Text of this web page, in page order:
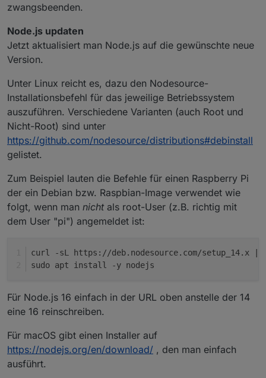
zwangsbeenden.
Node.js updaten
Jetzt aktualisiert man Node.js auf die gewünschte neue
Version.
Unter Linux reicht es, dazu den Nodesource-
Installationsbefehl für das jeweilige Betriebssystem
auszuführen. Verschiedene Varianten (auch Root und
Nicht-Root) sind unter
https://github.com/nodesource/distributions#debinstall
gelistet.
Zum Beispiel lauten die Befehle für einen Raspberry Pi
der ein Debian bzw. Raspbian-Image verwendet wie
folgt, wenn man nichtals root-User (z.B. richtig mit
dem User "pi") angemeldet ist:
curl -sL https://deb.nodesource.com/setup_14.x |
sudo apt install -y nodejs
Für Node.js 16 einfach in der URL oben anstelle der 14
eine 16 reinschreiben.
Für macOS gibt einen Installer auf
https://nodejs.org/en/download/ , den man einfach
ausführt.